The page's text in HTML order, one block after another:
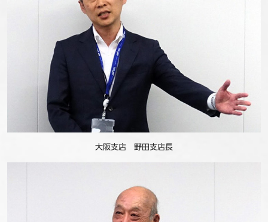
大阪支店 野田支店長